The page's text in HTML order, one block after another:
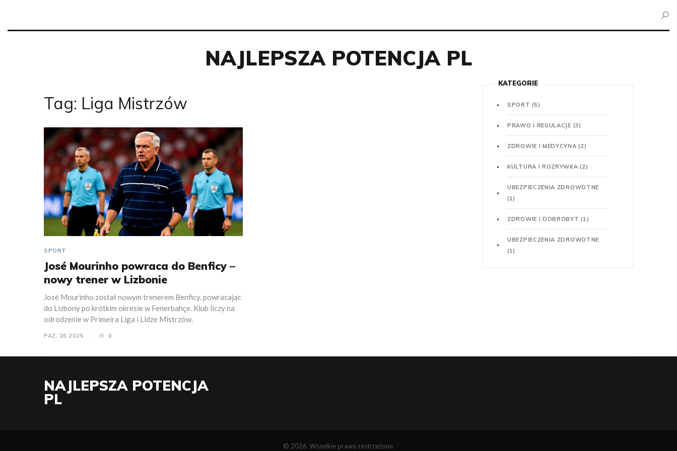
NAJLEPSZA POTENCJA PL
Tag: Liga Mistrzów
SPORT
José Mourinho powraca do Benficy –
nowy trener w Lizbonie
José Mourinho został nowym trenerem Benficy, powracając
do Lizbony po krótkim okresie w Fenerbahçe. Klub liczy na
odrodzenie w Primeira Liga i Lidze Mistrzów.
PAŹ, 26 2025 0
KATEGORIE
SPORT(5)
PRAWO I REGULACJE (3)
ZDROWIE I MEDYCYNA(2)
KULTURA I ROZRYWKA(2)
UBEZPIECZENIA ZDROWOTNE
(1)
ZDROWIE I DOBROBYT(1)
UBEZPIECZENIA ZDROWOTNE
(1)
NAJLEPSZA POTENCJA
PL
© 2026. Wszelkie prawa zastrzeżone.